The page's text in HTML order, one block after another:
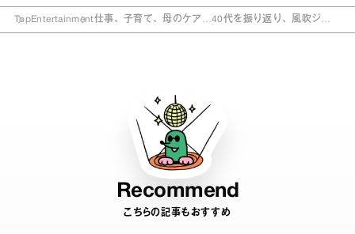
TopEntertainment仕事、子育て、母のケア…40代を振り返り、風吹ジュ
Recommend
こちらの記事もおすすめ